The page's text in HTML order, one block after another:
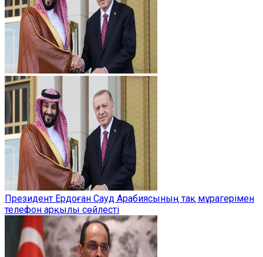
Президент Ердоған Сауд Арабиясының тақ мұрагерімен
телефон арқылы сөйлесті